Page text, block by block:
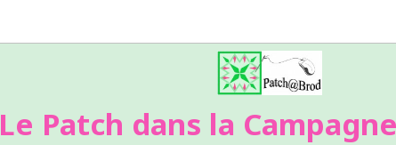
Le Patch dans la